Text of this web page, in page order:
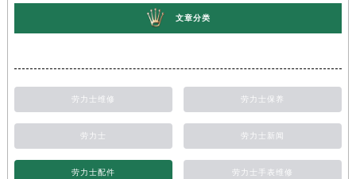
文章分类
劳力士维修 劳力士保养
劳力士 劳力士新闻
劳力士配件 劳力士手表维修